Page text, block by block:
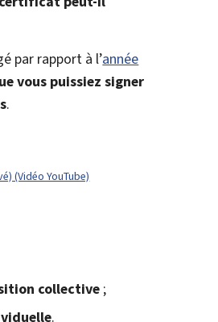
par rapport à l’année
vous puissiez signer
.
(Vidéo YouTube)
collective ;
.